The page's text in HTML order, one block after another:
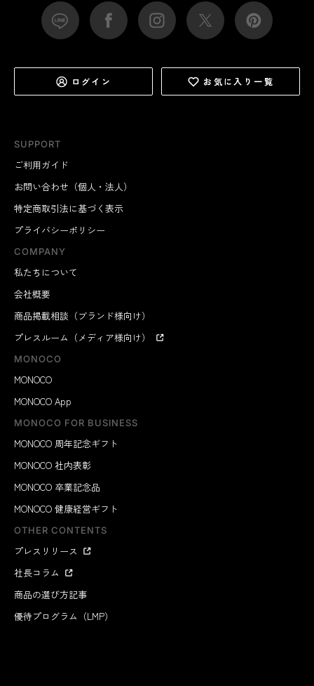
SUPPORT
ご利用ガイド
お問い合わせ（個人・法人）
特定商取引法に基づく表示
プライバシーポリシー
COMPANY
私たちについて
会社概要
商品掲載相談（ブランド様向け）
プレスルーム（メディア様向け）
MONOCO
MONOCO
MONOCO App
MONOCO FOR BUSINESS
MONOCO 周年記念ギフト
MONOCO 社内表彰
MONOCO 卒業記念品
MONOCO 健康経営ギフト
OTHER CONTENTS
プレスリリース
社長コラム
商品の選び方記事
優待プログラム（LMP）
ログイン お気に入り一覧